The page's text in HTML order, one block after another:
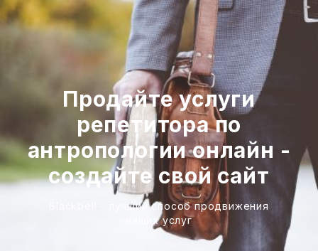
Продайте услуги
репетитора по
антропологии онлайн -
создайте свой сайт
Blackbell - лучший способ продвижения
ваших услуг